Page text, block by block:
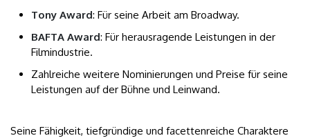
Tony Award: Für seine Arbeit am Broadway.
BAFTA Award: Für herausragende Leistungen in der
Filmindustrie.
Zahlreiche weitere Nominierungen und Preise für seine
Leistungen auf der Bühne und Leinwand.
Seine Fähigkeit, tiefgründige und facettenreiche Charaktere